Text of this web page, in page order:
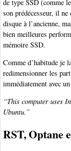
de type SSD (comme
son prédécesseur, il
disque à l’ancienne,
bien meilleures
mémoire SSD.
Comme d’habitude je
redimensionner les
immédiatement avec
“This computer uses
Ubuntu.”
RST, Optane